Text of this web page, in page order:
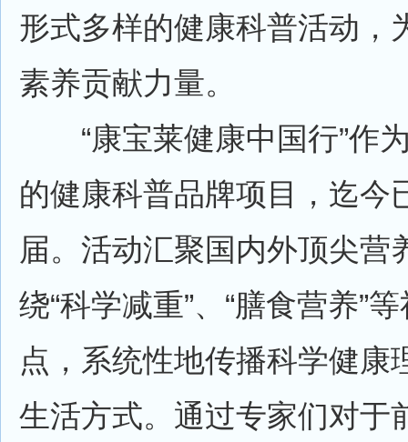
形式多样的健康科普活动，
素养贡献力量。
“康宝莱健康中国行”作
的健康科普品牌项目，迄今
届。活动汇聚国内外顶尖营
绕“科学减重”、“膳食营养”
点，系统性地传播科学健康
生活方式。通过专家们对于